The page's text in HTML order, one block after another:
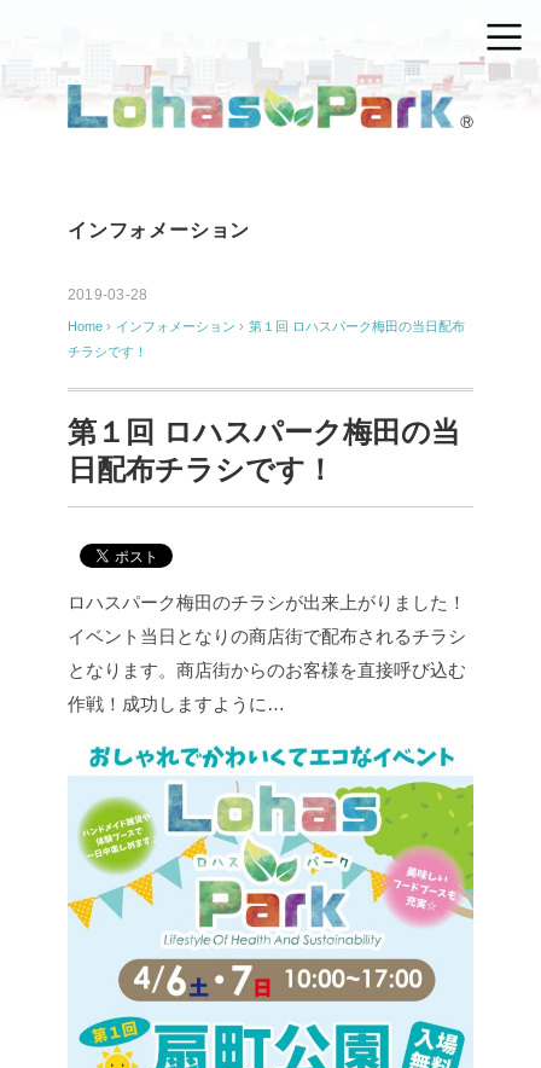
インフォメーション
2019-03-28
Home › インフォメーション › 第１回 ロハスパーク梅田の当日配布
チラシです！
第１回 ロハスパーク梅田の当
日配布チラシです！
ロハスパーク梅田のチラシが出来上がりました！
イベント当日となりの商店街で配布されるチラシ
となります。 商店街からのお客様を直接呼び込む
作戦！成功しますように…